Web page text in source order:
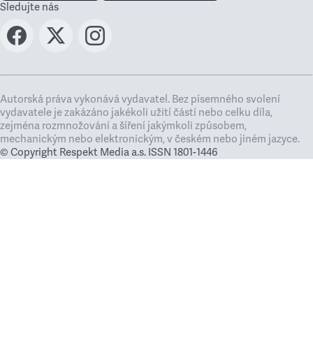
Sledujte nás
Autorská práva vykonává vydavatel. Bez písemného svolení
vydavatele je zakázáno jakékoli užití částí nebo celku díla,
zejména rozmnožování a šíření jakýmkoli způsobem,
mechanickým nebo elektronickým, v českém nebo jiném jazyce.
© Copyright Respekt Media a.s. ISSN 1801-1446